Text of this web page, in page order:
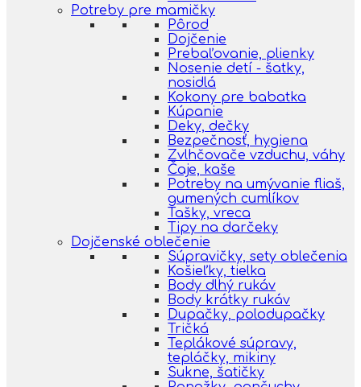
Potreby pre mamičky
Pôrod
Dojčenie
Prebaľovanie, plienky
Nosenie detí - šatky,
nosidlá
Kokony pre babatka
Kúpanie
Deky, dečky
Bezpečnosť, hygiena
Zvlhčovače vzduchu, váhy
Čaje, kaše
Potreby na umývanie fliaš,
gumených cumlíkov
Tašky, vreca
Tipy na darčeky
Dojčenské oblečenie
Súpravičky, sety oblečenia
Košieľky, tielka
Body dlhý rukáv
Body krátky rukáv
Dupačky, polodupačky
Tričká
Teplákové súpravy,
tepláčky, mikiny
Sukne, šatičky